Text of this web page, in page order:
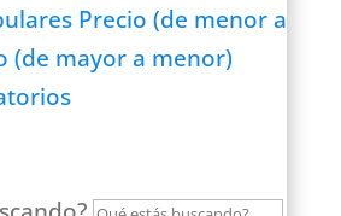
Precio (de menor a
(de mayor a menor)